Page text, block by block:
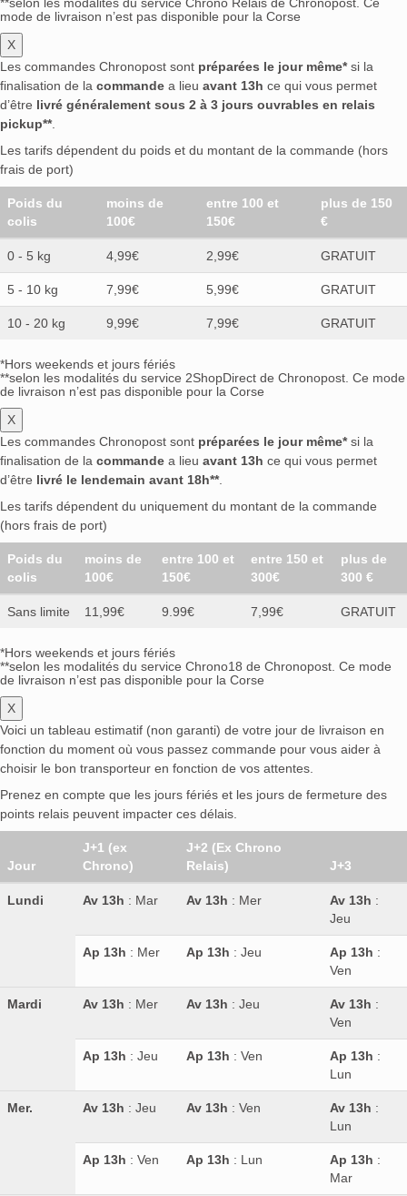
mode de livraison n’est pas disponible pour la Corse
X
Les commandes Chronopost sont préparées le jour même*si la
finalisation de la commande a lieu avant 13h ce qui vous permet
d’être livré généralement sous 2 à 3 jours ouvrables en relais
pickup**.
Les tarifs dépendent du poids et du montant de la commande (hors
frais de port)
Poids du
colis
moins de
100€
entre 100 et
150€
plus de 150
€
0 - 5 kg 4,99€ 2,99€ GRATUIT
5 - 10 kg 7,99€ 5,99€ GRATUIT
10 - 20 kg 9,99€ 7,99€ GRATUIT
*Hors weekends et jours fériés
**selon les modalités du service 2ShopDirect de Chronopost. Ce mode
de livraison n’est pas disponible pour la Corse
X
Les commandes Chronopost sont préparées le jour même*si la
finalisation de la commande a lieu avant 13h ce qui vous permet
d’être livré le lendemain avant 18h**.
Les tarifs dépendent du uniquement du montant de la commande
(hors frais de port)
Poids du
colis
moins de
100€
entre 100 et
150€
entre 150 et
300€
plus de
300 €
Sans limite 11,99€ 9.99€ 7,99€ GRATUIT
*Hors weekends et jours fériés
**selon les modalités du service Chrono18 de Chronopost. Ce mode
de livraison n’est pas disponible pour la Corse
X
Voici un tableau estimatif (non garanti) de votre jour de livraison en
fonction du moment où vous passez commande pour vous aider à
choisir le bon transporteur en fonction de vos attentes.
Prenez en compte que les jours fériés et les jours de fermeture des
points relais peuvent impacter ces délais.
Jour
J+1 (ex
Chrono)
J+2 (Ex Chrono
Relais)
J+3
Lundi Av 13h : Mar Av 13h : Mer Av 13h :
Jeu
Ap 13h : Mer Ap 13h : Jeu Ap 13h :
Ven
Mardi Av 13h : Mer Av 13h : Jeu Av 13h :
Ven
Ap 13h : Jeu Ap 13h : Ven Ap 13h :
Lun
Mer. Av 13h : Jeu Av 13h : Ven Av 13h :
Lun
Ap 13h : Ven Ap 13h : Lun Ap 13h :
Mar